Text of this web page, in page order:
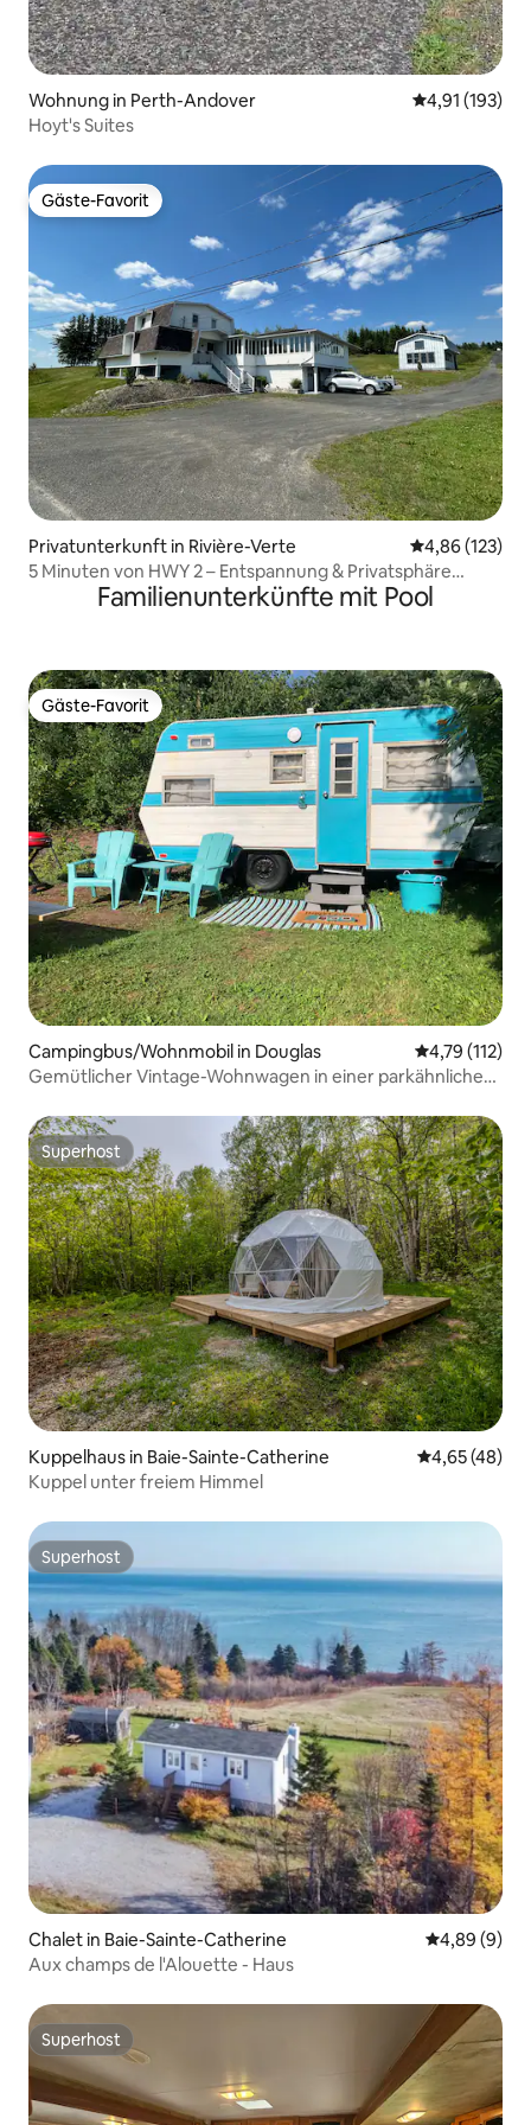
Wohnung in Perth-Andover
4,91 (193)
Hoyt's Suites
Gäste-Favorit
Gäste-Favorit
Privatunterkunft in Rivière-Verte
4,86 (123)
5 Minuten von HWY 2 – Entspannung & Privatsphäre
erwarten dich!Familienunterkünfte mit Pool
Gäste-Favorit
Gäste-Favorit
Campingbus/Wohnmobil in Douglas
4,79 (112)
Gemütlicher Vintage-Wohnwagen in einer parkähnlichen
Superhost
Superhost
Kuppelhaus in Baie-Sainte-Catherine
4,65 (48)
Kuppel unter freiem Himmel
Superhost
Superhost
Chalet in Baie-Sainte-Catherine
4,89 (9)
Aux champs de l'Alouette - Haus
Superhost
Superhost